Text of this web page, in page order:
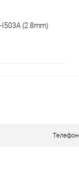
I503A (2.8mm)
Телефон